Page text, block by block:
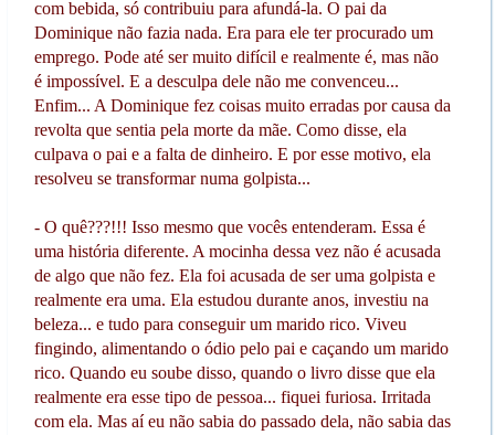
com bebida, só contribuiu para afundá-la. O pai da
Dominique não fazia nada. Era para ele ter procurado um
emprego. Pode até ser muito difícil e realmente é, mas não
é impossível. E a desculpa dele não me convenceu...
Enfim... A Dominique fez coisas muito erradas por causa da
revolta que sentia pela morte da mãe. Como disse, ela
culpava o pai e a falta de dinheiro. E por esse motivo, ela
resolveu se transformar numa golpista...
- O quê???!!! Isso mesmo que vocês entenderam. Essa é
uma história diferente. A mocinha dessa vez não é acusada
de algo que não fez. Ela foi acusada de ser uma golpista e
realmente era uma. Ela estudou durante anos, investiu na
beleza... e tudo para conseguir um marido rico. Viveu
fingindo, alimentando o ódio pelo pai e caçando um marido
rico. Quando eu soube disso, quando o livro disse que ela
realmente era esse tipo de pessoa... fiquei furiosa. Irritada
com ela. Mas aí eu não sabia do passado dela, não sabia das